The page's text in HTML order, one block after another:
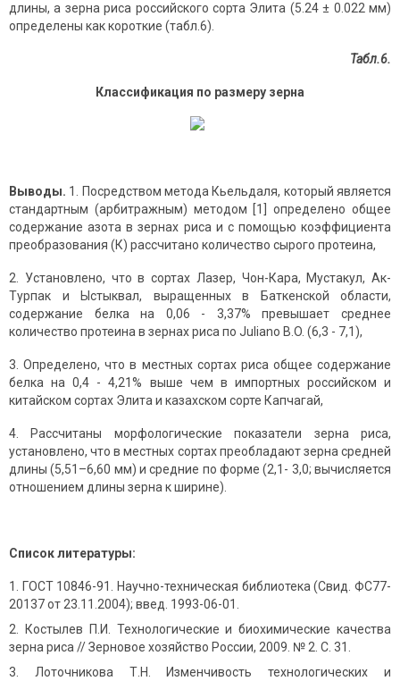
длины, а зерна риса российского сорта Элита (5.24 ± 0.022 мм)
определены как короткие (табл.6).
Табл.6.
Классификация по размеру зерна
Выводы. 1. Посредством метода Кьельдаля, который является
стандартным (арбитражным) методом [1] определено общее
содержание азота в зернах риса и с помощью коэффициента
преобразования (К) рассчитано количество сырого протеина,
2. Установлено, что в сортах Лазер, Чон-Кара, Мустакул, Ак-
Турпак и Ыстыквал, выращенных в Баткенской области,
содержание белка на 0,06 - 3,37% превышает среднее
количество протеина в зернах риса по Juliano B.O. (6,3 - 7,1),
3. Определено, что в местных сортах риса общее содержание
белка на 0,4 - 4,21% выше чем в импортных российском и
китайском сортах Элита и казахском сорте Капчагай,
4. Рассчитаны морфологические показатели зерна риса,
установлено, что в местных сортах преобладают зерна средней
длины (5,51–6,60 мм) и средние по форме (2,1- 3,0; вычисляется
отношением длины зерна к ширине).
Список литературы:
ГОСТ 10846-91. Научно-техническая библиотека (Свид. ФС77-
20137 от 23.11.2004); введ. 1993-06-01.
Костылев П.И. Технологические и биохимические качества
зерна риса // Зерновое хозяйство России, 2009. № 2. C. 31.
Лоточникова Т.Н. Изменчивость технологических и